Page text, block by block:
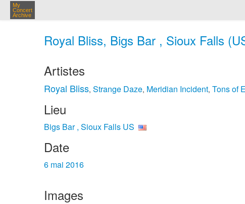
My
Concert
Archive
Royal Bliss, Bigs Bar , Sioux Falls
Artistes
Royal Bliss, Strange Daze, Meridian Incident, Tons of
Lieu
Bigs Bar , Sioux Falls US
Date
6 mai 2016
Images